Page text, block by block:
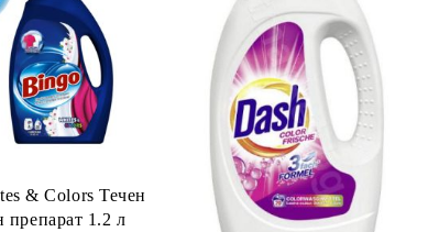
& Colors Течен
препарат 1.2 л